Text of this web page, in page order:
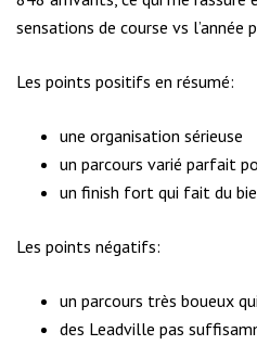
sensations de course vs l’année
Les points positifs en résumé:
une organisation sérieuse
un parcours varié parfait
un finish fort qui fait du
Les points négatifs:
un parcours très boueux
des Leadville pas